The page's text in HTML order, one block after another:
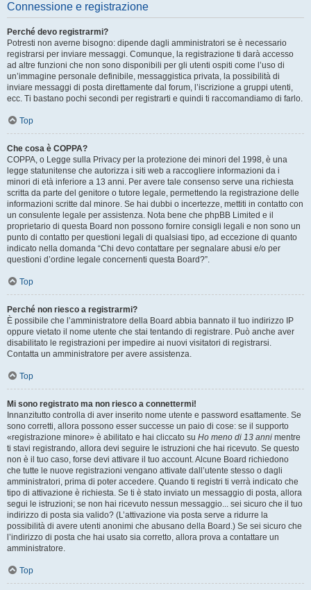
Connessione e registrazione
Perché devo registrarmi?
Potresti non averne bisogno: dipende dagli amministratori se è necessario
registrarsi per inviare messaggi. Comunque, la registrazione ti darà accesso
ad altre funzioni che non sono disponibili per gli utenti ospiti come l’uso di
un’immagine personale definibile, messaggistica privata, la possibilità di
inviare messaggi di posta direttamente dal forum, l’iscrizione a gruppi utenti,
ecc. Ti bastano pochi secondi per registrarti e quindi ti raccomandiamo di farlo.
Top
Che cosa è COPPA?
COPPA, o Legge sulla Privacy per la protezione dei minori del 1998, è una
legge statunitense che autorizza i siti web a raccogliere informazioni da i
minori di età inferiore a 13 anni. Per avere tale consenso serve una richiesta
scritta da parte del genitore o tutore legale, permettendo la registrazione delle
informazioni scritte dal minore. Se hai dubbi o incertezze, mettiti in contatto con
un consulente legale per assistenza. Nota bene che phpBB Limited e il
proprietario di questa Board non possono fornire consigli legali e non sono un
punto di contatto per questioni legali di qualsiasi tipo, ad eccezione di quanto
indicato nella domanda “Chi devo contattare per segnalare abusi e/o per
questioni d’ordine legale concernenti questa Board?”.
Top
Perché non riesco a registrarmi?
È possibile che l’amministratore della Board abbia bannato il tuo indirizzo IP
oppure vietato il nome utente che stai tentando di registrare. Può anche aver
disabilitato le registrazioni per impedire ai nuovi visitatori di registrarsi.
Contatta un amministratore per avere assistenza.
Top
Mi sono registrato ma non riesco a connettermi!
Innanzitutto controlla di aver inserito nome utente e password esattamente. Se
sono corretti, allora possono esser successe un paio di cose: se il supporto
«registrazione minore» è abilitato e hai cliccato su Ho meno di 13 anni mentre
ti stavi registrando, allora devi seguire le istruzioni che hai ricevuto. Se questo
non è il tuo caso, forse devi attivare il tuo account. Alcune Board richiedono
che tutte le nuove registrazioni vengano attivate dall’utente stesso o dagli
amministratori, prima di poter accedere. Quando ti registri ti verrà indicato che
tipo di attivazione è richiesta. Se ti è stato inviato un messaggio di posta, allora
segui le istruzioni; se non hai ricevuto nessun messaggio... sei sicuro che il tuo
indirizzo di posta sia valido? (L’attivazione via posta serve a ridurre la
possibilità di avere utenti anonimi che abusano della Board.) Se sei sicuro che
l’indirizzo di posta che hai usato sia corretto, allora prova a contattare un
amministratore.
Top